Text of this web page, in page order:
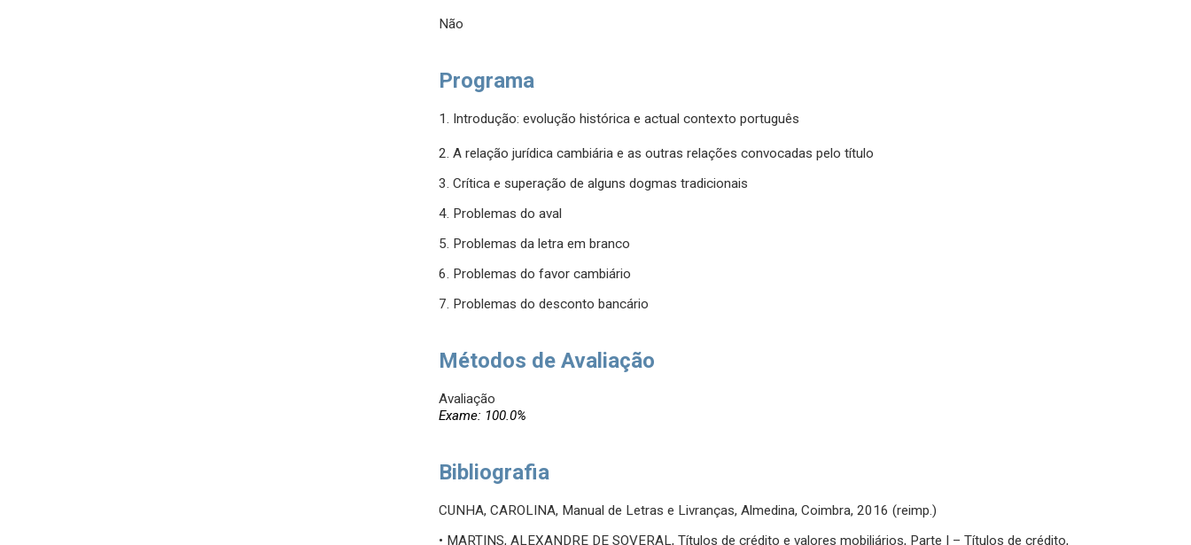
Não
Programa
1. Introdução: evolução histórica e actual contexto português
2. A relação jurídica cambiária e as outras relações convocadas pelo título
3. Crítica e superação de alguns dogmas tradicionais
4. Problemas do aval
5. Problemas da letra em branco
6. Problemas do favor cambiário
7. Problemas do desconto bancário
Métodos de Avaliação
Avaliação
Exame: 100.0%
Bibliografia
CUNHA, CAROLINA, Manual de Letras e Livranças, Almedina, Coimbra, 2016 (reimp.)
• MARTINS, ALEXANDRE DE SOVERAL, Títulos de crédito e valores mobiliários, Parte I – Títulos de crédito,